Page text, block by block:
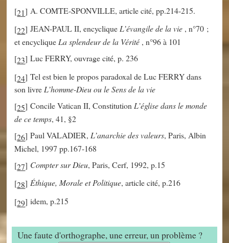
[21]A. COMTE-SPONVILLE, article cité, pp.214-215.
[22]JEAN-PAUL II, encycliqueL’évangile de la vie , n°70 ;
et encyclique La splendeur de la Vérité , n°96 à 101
[23]Luc FERRY, ouvrage cité, p. 236
[24]Tel est bien le propos paradoxal de Luc FERRY dans
son livreL’homme-Dieu ou le Sens de la vie
[25]Concile Vatican II, ConstitutionL’église dans le monde
de ce temps, 41, §2
[26]Paul VALADIER, L’anarchie des valeurs, Paris, Albin
Michel, 1997 pp.167-168
[27] Compter sur Dieu, Paris, Cerf, 1992, p.15
[28]Éthique, Morale et Politique, article cité, p.216
[29]idem, p.215
Une faute d'orthographe, une erreur, un problème ?